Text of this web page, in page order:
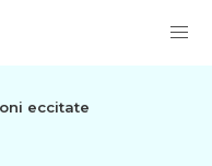
eccitate